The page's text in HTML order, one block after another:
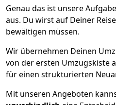
Genau das ist unsere
aus. Du wirst auf Deiner
bewältigen müssen.
Wir übernehmen Deinen
von der ersten Umzugskiste
für einen strukturierten
Mit unseren Angeboten